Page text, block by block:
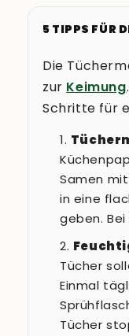
5 TIPPS FÜR
Die
zur Keimung
Schritte für
Samen
in eine
geben. Bei
Tücher
Einmal
Tücher